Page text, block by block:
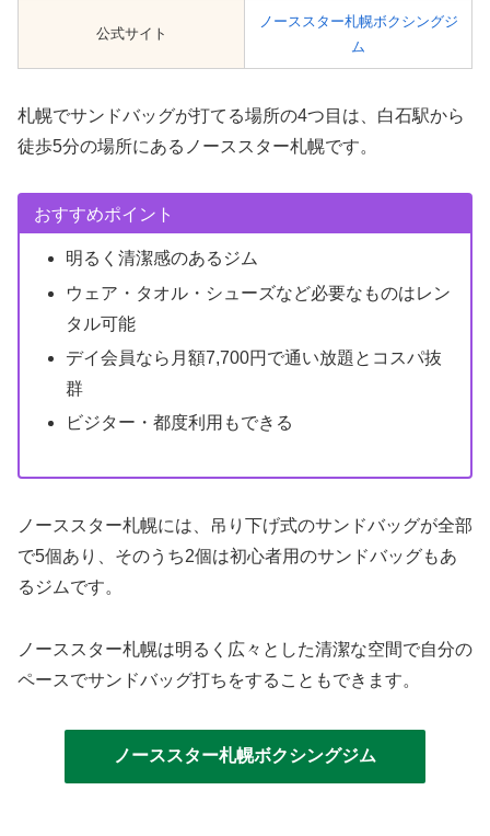
公式サイト
ノーススター札幌ボクシングジ
ム
札幌でサンドバッグが打てる場所の4つ目は、白石駅から
徒歩5分の場所にあるノーススター札幌です。
おすすめポイント
明るく清潔感のあるジム
ウェア・タオル・シューズなど必要なものはレン
タル可能
デイ会員なら月額7,700円で通い放題とコスパ抜
群
ビジター・都度利用もできる
ノーススター札幌には、吊り下げ式のサンドバッグが全部
で5個あり、そのうち2個は初心者用のサンドバッグもあ
るジムです。
ノーススター札幌は明るく広々とした清潔な空間で自分の
ペースでサンドバッグ打ちをすることもできます。
ノーススター札幌ボクシングジム